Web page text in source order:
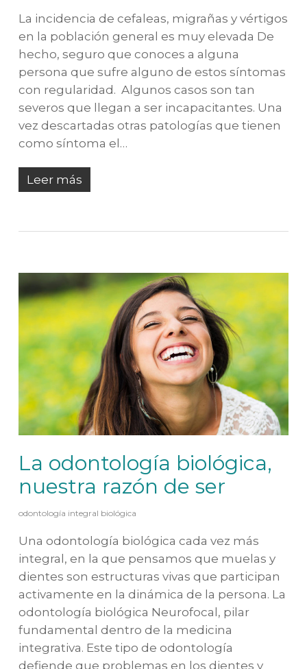
La incidencia de cefaleas, migrañas y vértigos
en la población general es muy elevada De
hecho, seguro que conoces a alguna
persona que sufre alguno de estos síntomas
con regularidad. Algunos casos son tan
severos que llegan a ser incapacitantes. Una
vez descartadas otras patologías que tienen
como síntoma el…
Leer más
La odontología biológica,
nuestra razón de ser
odontología integral biológica
Una odontología biológica cada vez más
integral, en la que pensamos que muelas y
dientes son estructuras vivas que participan
activamente en la dinámica de la persona. La
odontología biológica Neurofocal, pilar
fundamental dentro de la medicina
integrativa. Este tipo de odontología
defiende que problemas en los dientes y